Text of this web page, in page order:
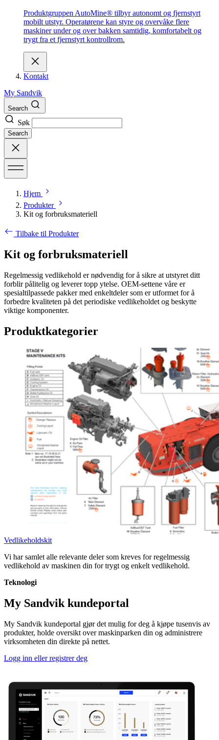
Produktgruppen AutoMine® tilbyr autonomt og fjernstyrt
mobilt utstyr. Operatørene kan styre og overvåke flere
maskiner under og over bakken samtidig, komfortabelt og
trygt fra et fjernstyrt kontrollrom.
Kontakt
My Sandvik
Search
Søk
Search
Hjem
Produkter
Kit og forbruksmateriell
Tilbake til Produkter
Kit og forbruksmateriell
Regelmessig vedlikehold er nødvendig for å sikre at utstyret ditt
forblir pålitelig og leverer topp ytelse. OEM-settene våre er
spesialtilpassede pakker med enkeltdeler som er utformet for å
forbedre kvaliteten på det periodiske vedlikeholdet og beskytte
viktige komponenter.
Produktkategorier
Vedlikeholdskit
Vi har samlet alle relevante deler som kreves for regelmessig
vedlikehold av maskinen din for trygt og enkelt vedlikehold.
Teknologi
My Sandvik kundeportal
My Sandvik kundeportal gjør det mulig for deg å kjøpe tusenvis av
produkter, holde oversikt over maskinparken din og administrere
virksomheten din direkte på nettet.
Logg inn eller registrer deg